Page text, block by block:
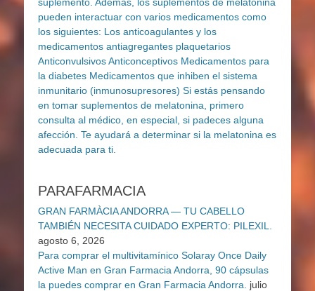
PARAFARMACIA
GRAN FARMÀCIA ANDORRA — TU CABELLO
TAMBIÉN NECESITA CUIDADO EXPERTO: PILEXIL.
agosto 6, 2026
Para comprar el multivitamínico Solaray Once Daily
Active Man en Gran Farmacia Andorra, 90 cápsulas
la puedes comprar en Gran Farmacia Andorra.
julio